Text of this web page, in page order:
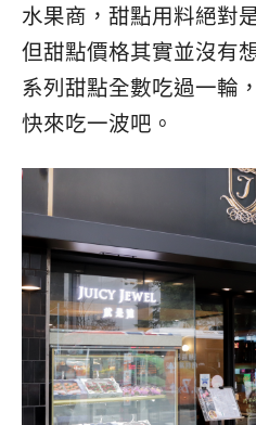
水果商，甜點用料絕對
但甜點價格其實並沒有
系列甜點全數吃過一輪
快來吃一波吧。